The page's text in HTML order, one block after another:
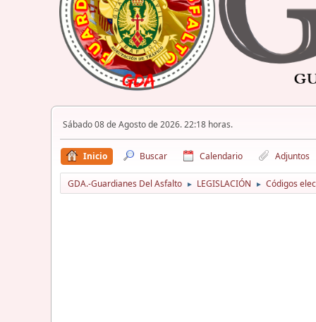
Sábado 08 de Agosto de 2026. 22:18 horas.
Inicio Buscar Calendario Adjuntos
GDA.-Guardianes Del Asfalto ► LEGISLACIÓN ► Códigos